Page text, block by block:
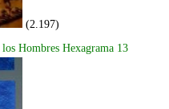
(2.197)
Hombres Hexagrama 13